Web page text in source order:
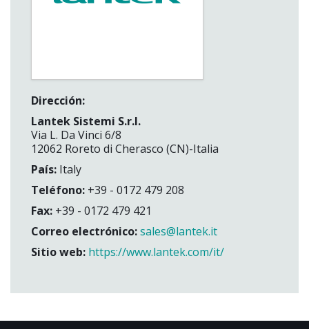
Dirección:
Lantek Sistemi S.r.l.
Via L. Da Vinci 6/8
12062 Roreto di Cherasco (CN)-Italia
País: Italy
Teléfono: +39 - 0172 479 208
Fax: +39 - 0172 479 421
Correo electrónico:sales@lantek.it
Sitio web: https://www.lantek.com/it/